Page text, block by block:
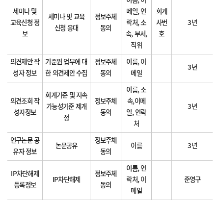
세미나 및
교육신청 정
보
세미나 및 교육
신청 응대
정보주체
동의
메일, 연
락처, 소
속, 부서,
직위
회계
사번
호
3년
의견제안 작
성자 정보
기준원 업무에 대
한 의견제안 수집
정보주체
동의
이름, 이
메일
3년
의견조회 작
성자정보
회계기준 및 지속
가능성기준 제개
정
정보주체
동의
이름, 소
속,이메
일, 연락
처
3년
연구논문 공
유자 정보
논문공유
정보주체
동의
이름 3년
IP차단해제
등록정보
IP차단해제
정보주체
동의
이름, 연
락처, 이
메일
준영구